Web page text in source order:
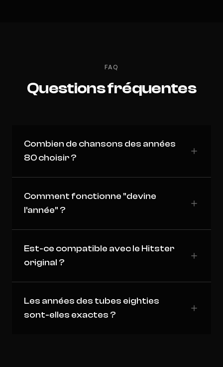
FAQ
Questions fréquentes
Combien de chansons des années
80 choisir ?
Comment fonctionne "devine
l'année" ?
Est-ce compatible avec le Hitster
original ?
Les années des tubes eighties
sont-elles exactes ?